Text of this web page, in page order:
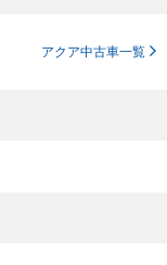
アクア中古車一覧